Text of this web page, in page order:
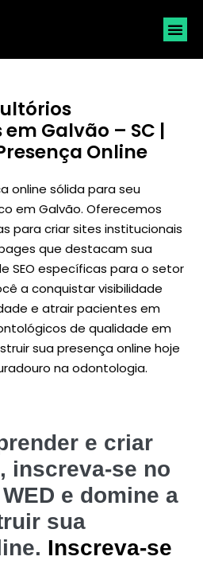
Galvão – SC |
Online
online sólida para seu
em Galvão. Oferecemos
para criar sites institucionais
que destacam sua
SEO específicas para o setor
a conquistar visibilidade
e atrair pacientes em
de qualidade em
sua presença online hoje
na odontologia.
e criar
inscreva-se no
e domine a
sua
Inscreva-se